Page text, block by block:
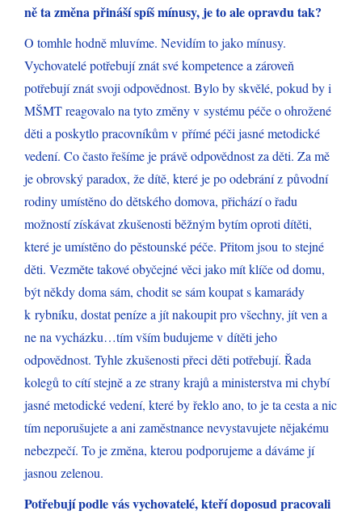
ně ta změna přináší spíš mínusy, je to ale opravdu tak?
O tomhle hodně mluvíme. Nevidím to jako mínusy.
Vychovatelé potřebují znát své kompetence a zároveň
potřebují znát svoji odpovědnost. Bylo by skvělé, pokud by i
MŠMT reagovalo na tyto změny v systému péče o ohrožené
děti a poskytlo pracovníkům v přímé péči jasné metodické
vedení. Co často řešíme je právě odpovědnost za děti. Za mě
je obrovský paradox, že dítě, které je po odebrání z původní
rodiny umístěno do dětského domova, přichází o řadu
možností získávat zkušenosti běžným bytím oproti dítěti,
které je umístěno do pěstounské péče. Přitom jsou to stejné
děti. Vezměte takové obyčejné věci jako mít klíče od domu,
být někdy doma sám, chodit se sám koupat s kamarády
k rybníku, dostat peníze a jít nakoupit pro všechny, jít ven a
ne na vycházku…tím vším budujeme v dítěti jeho
odpovědnost. Tyhle zkušenosti přeci děti potřebují. Řada
kolegů to cítí stejně a ze strany krajů a ministerstva mi chybí
jasné metodické vedení, které by řeklo ano, to je ta cesta a nic
tím neporušujete a ani zaměstnance nevystavujete nějakému
nebezpečí. To je změna, kterou podporujeme a dáváme jí
jasnou zelenou.
Potřebují podle vás vychovatelé, kteří doposud pracovali